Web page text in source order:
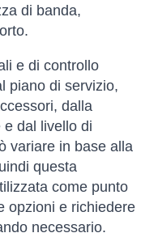
di banda,
e di controllo
piano di servizio,
dalla
dal livello di
variare in base alla
questa
come punto
opzioni e richiedere
necessario.